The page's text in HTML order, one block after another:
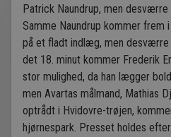
Patrick Naundrup, men
Samme Naundrup kommer frem
på et fladt indlæg, men desværre
det 18. minut kommer Frederik
stor mulighed, da han lægger
men Avartas målmand, Mathias
optrådt i Hvidovre-trøjen,
hjørnespark. Presset holdes